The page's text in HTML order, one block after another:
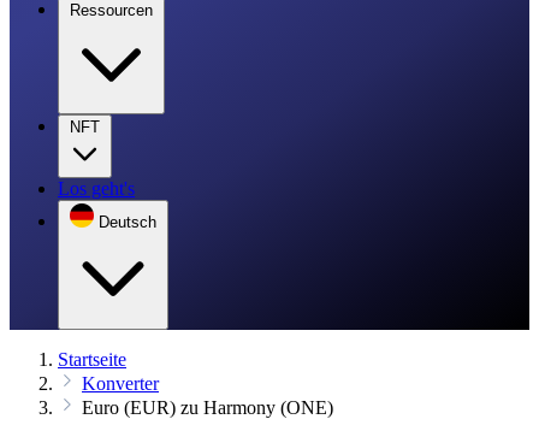
Ressourcen
NFT
Los geht's
Deutsch
Startseite
Konverter
Euro (EUR) zu Harmony (ONE)